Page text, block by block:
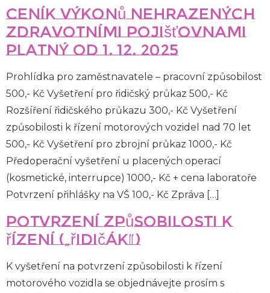
Ceník výkonů nehrazených
zdravotními pojišťovnami
platný od 1. 12. 2025
Prohlídka pro zaměstnavatele – pracovní způsobilost
500,- Kč Vyšetření pro řidičský průkaz 500,- Kč
Rozšíření řidičského průkazu 300,- Kč Vyšetření
způsobilosti k řízení motorových vozidel nad 70 let
500,- Kč Vyšetření pro zbrojní průkaz 1000,- Kč
Předoperační vyšetření u placených operací
(kosmetické, interrupce) 1000,- Kč + cena laboratoře
Potvrzení přihlášky na VŠ 100,- Kč Zpráva […]
Potvrzení způsobilosti k
řízení („řidičák“)
K vyšetření na potvrzení způsobilosti k řízení
motorového vozidla se objednávejte prosím s